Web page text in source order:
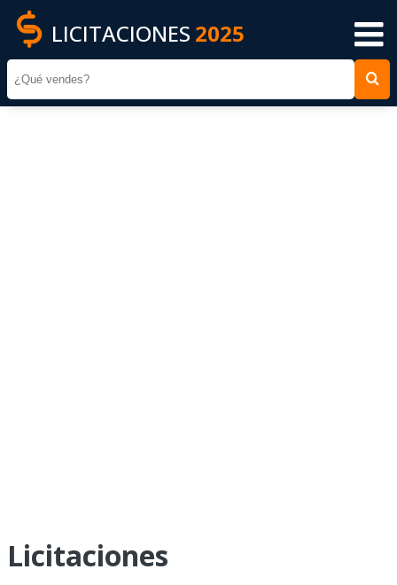
LICITACIONES 2025
Licitaciones